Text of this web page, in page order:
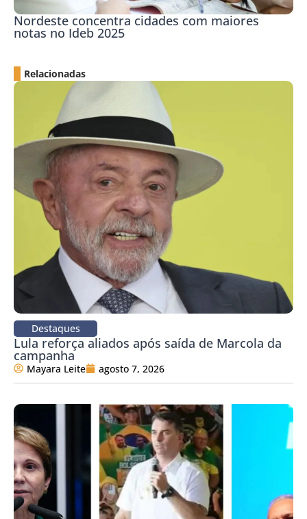
Nordeste concentra cidades com maiores
notas no Ideb 2025
Relacionadas
Destaques
Lula reforça aliados após saída de Marcola da
campanha
Mayara Leite agosto 7, 2026